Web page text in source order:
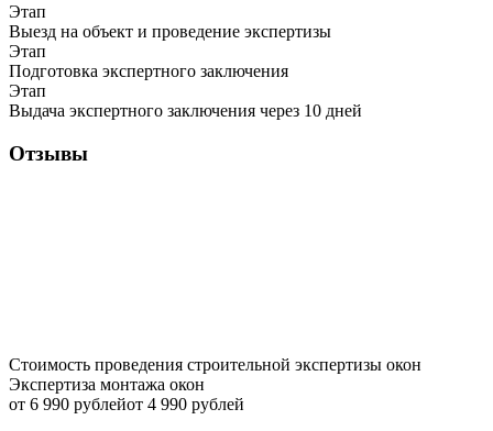
Этап
Выезд на объект и проведение экспертизы
Этап
Подготовка экспертного заключения
Этап
Выдача экспертного заключения через 10 дней
Отзывы
Стоимость проведения строительной экспертизы окон
Экспертиза монтажа окон
от 6 990 рублейот 4 990 рублей